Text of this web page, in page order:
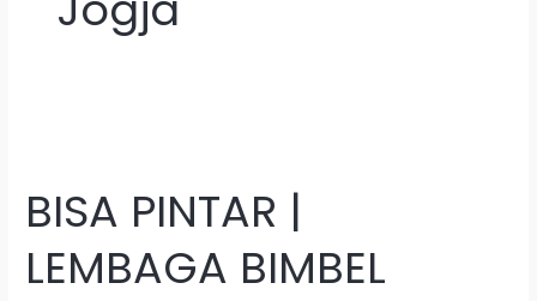
BISA PINTAR |
LEMBAGA BIMBEL
|
LEMBAGA
BIMBEL